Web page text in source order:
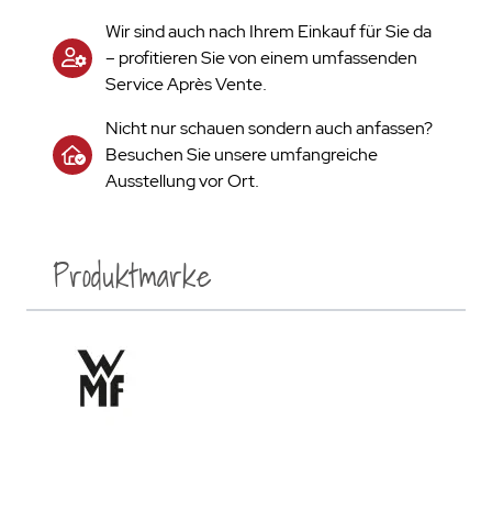
Wir sind auch nach Ihrem Einkauf für Sie da
– profitieren Sie von einem umfassenden
Service Après Vente.
Nicht nur schauen sondern auch anfassen?
Besuchen Sie unsere umfangreiche
Ausstellung vor Ort.
Produktmarke